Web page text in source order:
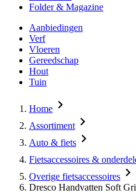
Folder & Magazine
Aanbiedingen
Verf
Vloeren
Gereedschap
Hout
Tuin
Home
Assortiment
Auto & fiets
Fietsaccessoires &
Overige fietsaccessoires
Dresco Handvatten Soft